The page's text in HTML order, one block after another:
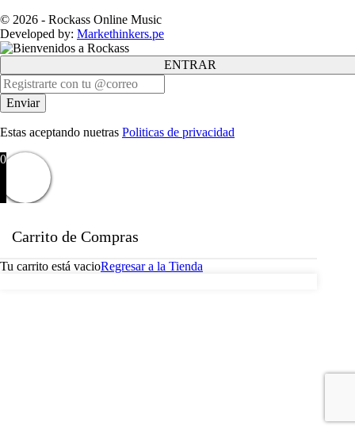
© 2026 - Rockass Online Music
Developed by: Markethinkers.pe
ENTRAR
Estas aceptando nuetras Politicas de privacidad
0
Carrito de Compras
Tu carrito está vacioRegresar a la Tienda